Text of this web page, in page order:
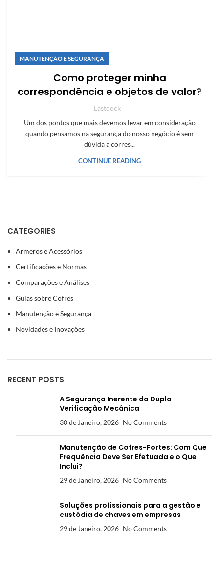
MANUTENÇÃO E SEGURANÇA
Como proteger minha
correspondência e objetos de valor?
Lastdock
Um dos pontos que mais devemos levar em consideração
quando pensamos na segurança do nosso negócio é sem
dúvida a corres...
CONTINUE READING
CATEGORIES
Armeros e Acessórios
Certificações e Normas
Comparações e Análises
Guias sobre Cofres
Manutenção e Segurança
Novidades e Inovações
RECENT POSTS
A Segurança Inerente da Dupla
Verificação Mecânica
30 de Janeiro, 2026 No Comments
Manutenção de Cofres-Fortes: Com Que
Frequência Deve Ser Efetuada e o Que
Inclui?
29 de Janeiro, 2026 No Comments
Soluções profissionais para a gestão e
custódia de chaves em empresas
29 de Janeiro, 2026 No Comments